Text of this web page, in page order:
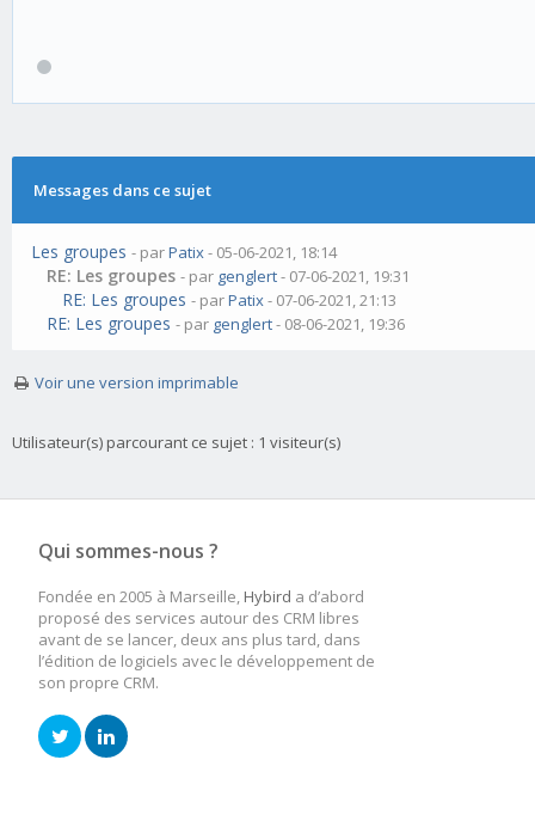
Messages dans ce sujet
Les groupes - parPatix- 05-06-2021, 18:14
RE: Les groupes - par genglert- 07-06-2021, 19:31
RE: Les groupes - parPatix- 07-06-2021, 21:13
RE: Les groupes - par genglert- 08-06-2021, 19:36
Voir une version imprimable
Utilisateur(s) parcourant ce sujet : 1 visiteur(s)
Qui sommes-nous ?
Fondée en 2005 à Marseille, Hybird a d’abord
proposé des services autour des CRM libres
avant de se lancer, deux ans plus tard, dans
l’édition de logiciels avec le développement de
son propre CRM.